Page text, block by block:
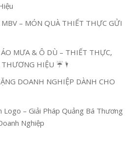
– MÓN QUÀ THIẾT THỰC GỬI
MƯA & Ô DÙ – THIẾT THỰC,
HIỆU ☔🌂
DOANH NGHIỆP DÀNH CHO
Logo – Giải Pháp Quảng Bá Thương
Nghiệp